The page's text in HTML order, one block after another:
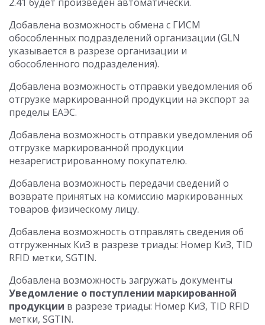
Добавлена возможность обмена с ГИСМ
обособленных подразделений организации (GLN
указывается в разрезе организации и
обособленного подразделения).
Добавлена возможность отправки уведомления об
отгрузке маркированной продукции на экспорт за
пределы ЕАЭС.
Добавлена возможность отправки уведомления об
отгрузке маркированной продукции
незарегистрированному покупателю.
Добавлена возможность передачи сведений о
возврате принятых на комиссию маркированных
товаров физическому лицу.
Добавлена возможность отправлять сведения об
отгруженных КиЗ в разрезе триады: Номер КиЗ, TID
RFID метки, SGTIN.
Добавлена возможность загружать документы
Уведомление о поступлении маркированной
продукции в разрезе триады: Номер КиЗ, TID RFID
метки, SGTIN.